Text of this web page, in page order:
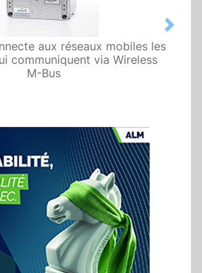
aux réseaux mobiles les
communiquent via Wireless
M-Bus
Next